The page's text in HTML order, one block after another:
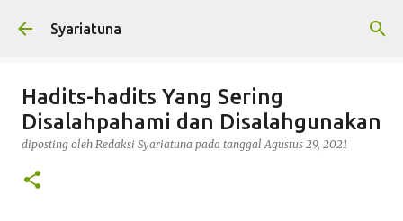
Langsung ke konten utama
Syariatuna
Hadits-hadits Yang Sering
Disalahpahami dan Disalahgunakan
diposting oleh Redaksi Syariatuna pada tanggalAgustus 29, 2021